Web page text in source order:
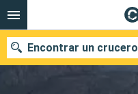
Encontrar un crucero